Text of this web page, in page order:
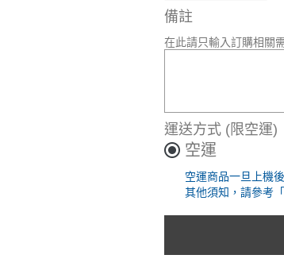
備註
在此請只輸入訂購相關
運送方式 (限空運)
空運
空運商品一旦上機
其他須知，請參考「